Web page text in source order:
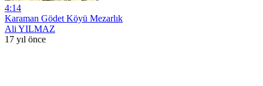
4:14
Karaman Gödet Köyü Mezarlık
Ali YILMAZ
17 yıl önce